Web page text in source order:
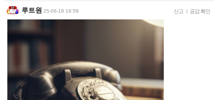
루트원 25-06-18 19:59 신고 | 공감 확인